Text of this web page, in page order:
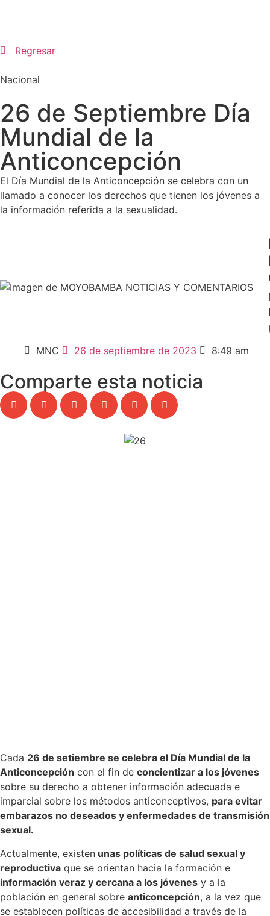
Regresar
Nacional
26 de Septiembre Día
Mundial de la
Anticoncepción
El Día Mundial de la Anticoncepción se celebra con un
llamado a conocer los derechos que tienen los jóvenes a
la información referida a la sexualidad.
MNC
26 de septiembre de 2023 8:49 am
Comparte esta noticia
Cada 26 de setiembre se celebra el Día Mundial de la
Anticoncepción con el fin de concientizar a los jóvenes
sobre su derecho a obtener información adecuada e
imparcial sobre los métodos anticonceptivos, para evitar
embarazos no deseados y enfermedades de transmisión
sexual.
Actualmente, existen unas políticas de salud sexual y
reproductiva que se orientan hacia la formación e
información veraz y cercana a los jóvenes y a la
población en general sobre anticoncepción, a la vez que
se establecen políticas de accesibilidad a través de la